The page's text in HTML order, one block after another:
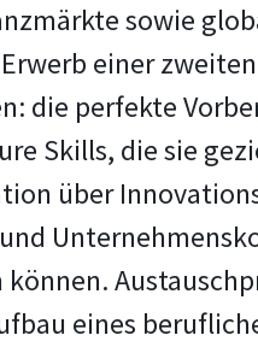
sowie
einer
die perfekte
Skills, die sie
über
eines